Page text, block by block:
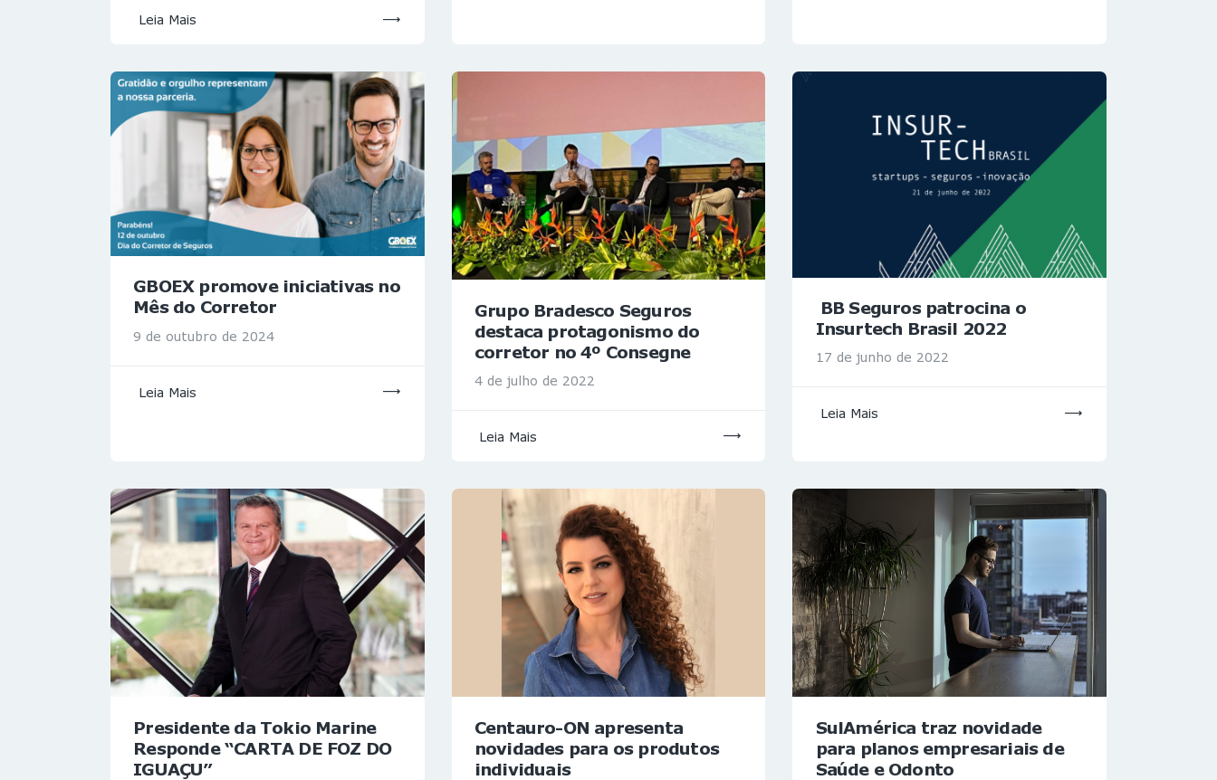
Leia Mais
GBOEX promove iniciativas no
Mês do Corretor
9 de outubro de 2024
Leia Mais
Grupo Bradesco Seguros
destaca protagonismo do
corretor no 4º Consegne
4 de julho de 2022
Leia Mais
BB Seguros patrocina o
Insurtech Brasil 2022
17 de junho de 2022
Leia Mais
Presidente da Tokio Marine
Responde “CARTA DE FOZ DO
IGUAÇU”
Centauro-ON apresenta
novidades para os produtos
individuais
SulAmérica traz novidade
para planos empresariais de
Saúde e Odonto